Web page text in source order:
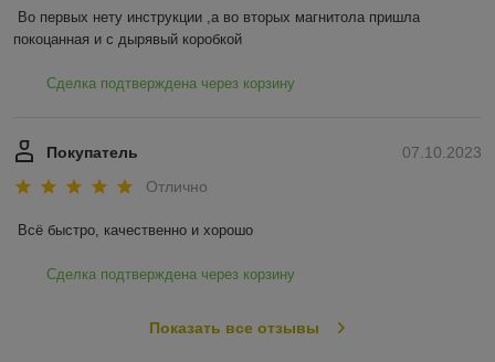
Во первых нету инструкции ,а во вторых магнитола пришла
покоцанная и с дырявый коробкой
Сделка подтверждена через корзину
07.10.2023
Покупатель
Отлично
Всё быстро, качественно и хорошо
Сделка подтверждена через корзину
Показать все отзывы